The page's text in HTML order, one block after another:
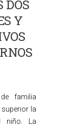
DOS
Y
familia
la
niño. La